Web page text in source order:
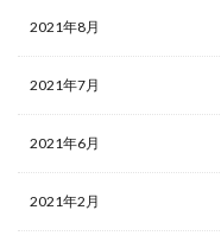
2021年8月
2021年7月
2021年6月
2021年2月